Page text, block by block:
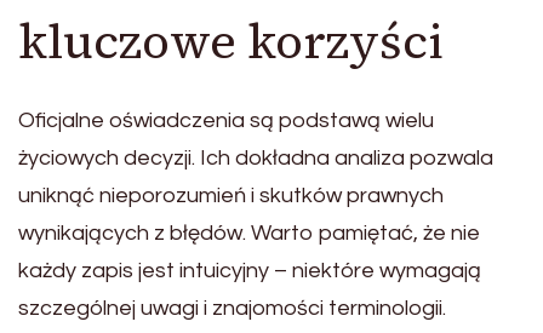
kluczowe korzyści
Oficjalne oświadczenia są podstawą wielu
życiowych decyzji. Ich dokładna analiza pozwala
uniknąć nieporozumień i skutków prawnych
wynikających z błędów. Warto pamiętać, że nie
każdy zapis jest intuicyjny – niektóre wymagają
szczególnej uwagi i znajomości terminologii.